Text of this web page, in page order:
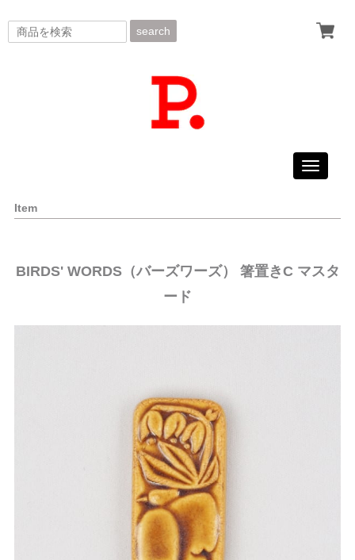
search
Toggle
Item
BIRDS' WORDS（バーズワーズ） 箸置きC マスタ
ード